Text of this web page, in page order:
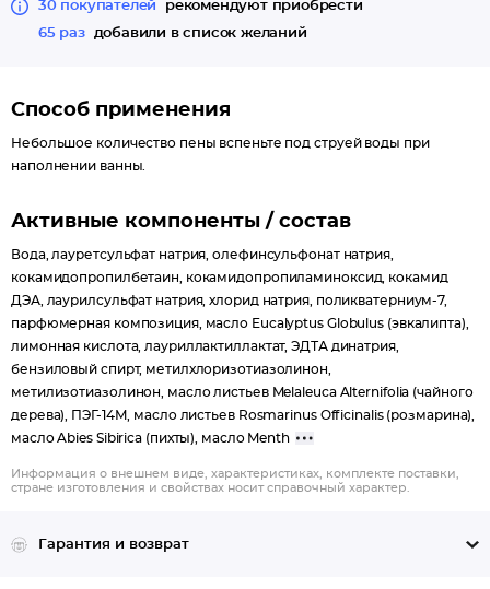
30 покупателей
рекомендуют приобрести
65 раз
добавили в список желаний
Способ применения
Небольшое количество пены вспеньте под струей воды при
наполнении ванны.
Активные компоненты / состав
Вода, лауретсульфат натрия, олефинсульфонат натрия,
кокамидопропилбетаин, кокамидопропиламиноксид, кокамид
ДЭА, лаурилсульфат натрия, хлорид натрия, поликватерниум-7,
парфюмерная композиция, масло Eucalyptus Globulus (эвкалипта),
лимонная кислота, лауриллактиллактат, ЭДТА динатрия,
бензиловый спирт, метилхлоризотиазолинон,
метилизотиазолинон, масло листьев Melaleuca Alternifolia (чайного
дерева), ПЭГ-14М, масло листьев Rosmarinus Officinalis (розмарина),
масло Abies Sibirica (пихты), масло Menth
Информация о внешнем виде, характеристиках, комплекте поставки,
стране изготовления и свойствах носит справочный характер.
Гарантия и возврат